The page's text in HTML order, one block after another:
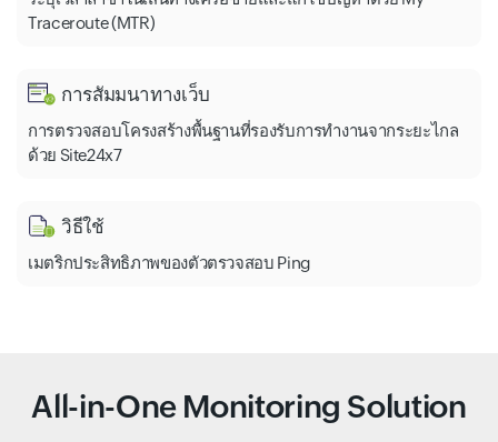
Traceroute (MTR)
การสัมมนาทางเว็บ
การตรวจสอบโครงสร้างพื้นฐานที่รองรับการทำงานจากระยะไกล
ด้วย Site24x7
วิธีใช้
เมตริกประสิทธิภาพของตัวตรวจสอบ Ping
All-in-One Monitoring Solution